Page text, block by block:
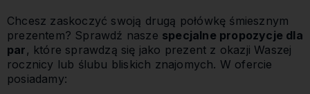
Chcesz zaskoczyć swoją drugą połówkę śmiesznym
prezentem? Sprawdź nasze specjalne propozycje dla
par , które sprawdzą się jako prezent z okazji Waszej
rocznicy lub ślubu bliskich znajomych. W ofercie
posiadamy: